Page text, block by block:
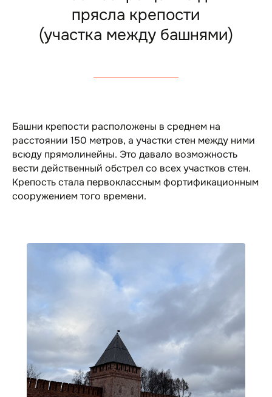
прясла крепости
(участка между башнями)
Башни крепости расположены в среднем на
расстоянии 150 метров, а участки стен между ними
всюду прямолинейны. Это давало возможность
вести действенный обстрел со всех участков стен.
Крепость стала первоклассным фортификационным
сооружением того времени.